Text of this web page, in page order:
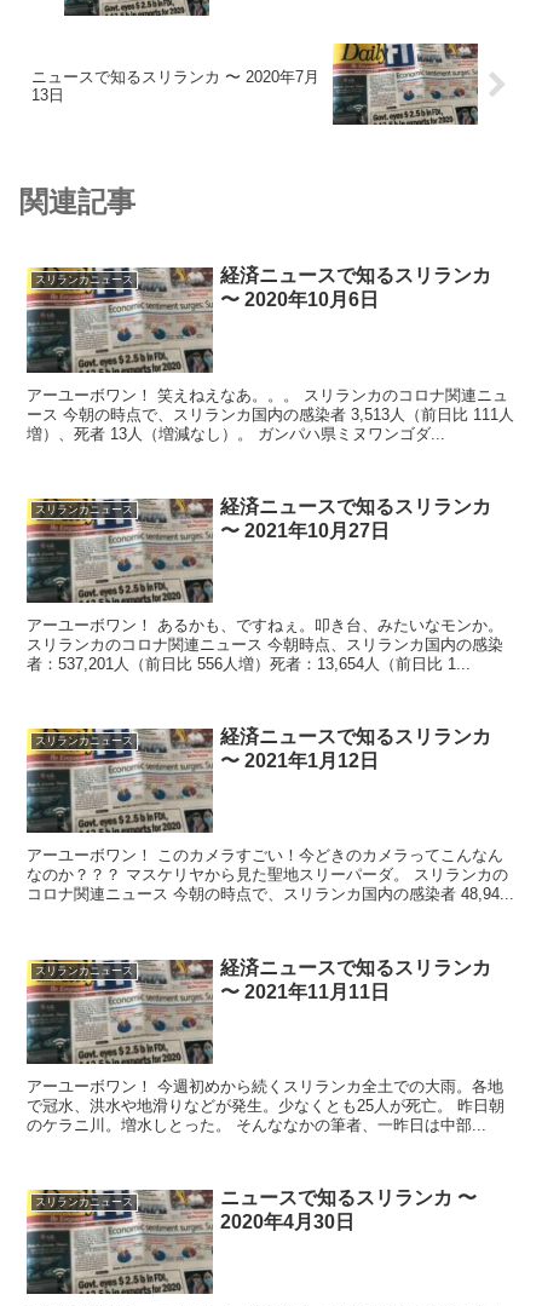
ニュースで知るスリランカ 〜 2020年7月
13日
関連記事
スリランカニュース
経済ニュースで知るスリランカ
〜 2020年10月6日
アーユーボワン！ 笑えねえなあ。。。 スリランカのコロナ関連ニュ
ース 今朝の時点で、スリランカ国内の感染者 3,513人（前日比 111人
増）、死者 13人（増減なし）。 ガンパハ県ミヌワンゴダ...
スリランカニュース
経済ニュースで知るスリランカ
〜 2021年10月27日
アーユーボワン！ あるかも、ですねぇ。叩き台、みたいなモンか。
スリランカのコロナ関連ニュース 今朝時点、スリランカ国内の感染
者：537,201人（前日比 556人増）死者：13,654人（前日比 1...
スリランカニュース
経済ニュースで知るスリランカ
〜 2021年1月12日
アーユーボワン！ このカメラすごい！今どきのカメラってこんなん
なのか？？？ マスケリヤから見た聖地スリーパーダ。 スリランカの
コロナ関連ニュース 今朝の時点で、スリランカ国内の感染者 48,94...
スリランカニュース
経済ニュースで知るスリランカ
〜 2021年11月11日
アーユーボワン！ 今週初めから続くスリランカ全土での大雨。各地
で冠水、洪水や地滑りなどが発生。少なくとも25人が死亡。 昨日朝
のケラニ川。増水しとった。 そんななかの筆者、一昨日は中部...
スリランカニュース
ニュースで知るスリランカ 〜
2020年4月30日